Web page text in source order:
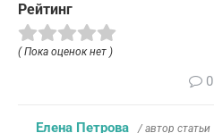
Рейтинг
( Пока оценок нет )
0
Елена Петрова / автор статьи